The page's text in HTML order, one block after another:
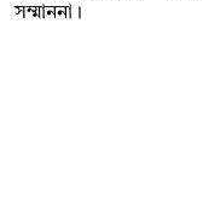
সম্মাননা।